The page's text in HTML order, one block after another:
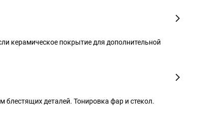
керамическое покрытие для дополнительной
деталей. Тонировка фар и стекол.